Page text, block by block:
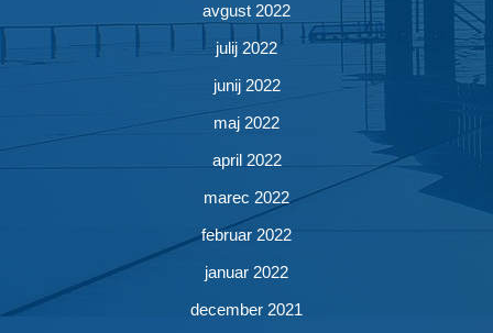
avgust 2022
julij 2022
junij 2022
maj 2022
april 2022
marec 2022
februar 2022
januar 2022
december 2021